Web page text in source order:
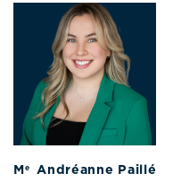
M e Andréanne Paillé